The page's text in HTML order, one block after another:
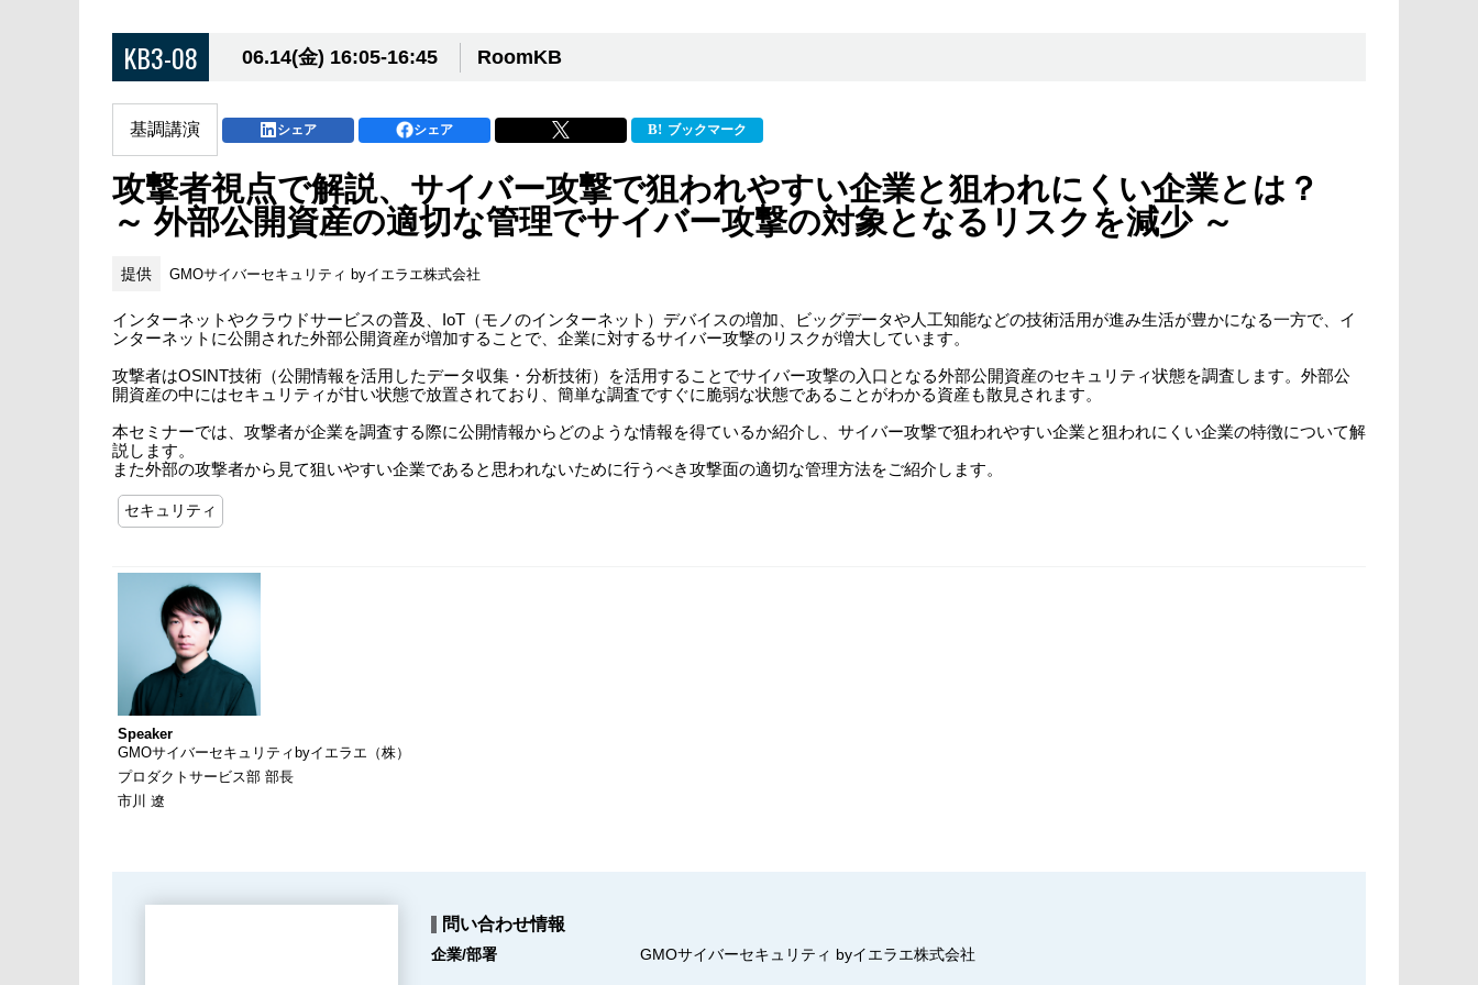
KB3-08 06.14(金) 16:05-16:45 RoomKB
基調講演 シェア シェア ブックマーク
攻撃者視点で解説、サイバー攻撃で狙われやすい企業と狙われにくい企業とは？
～ 外部公開資産の適切な管理でサイバー攻撃の対象となるリスクを減少 ～
提供 GMOサイバーセキュリティ byイエラエ株式会社
インターネットやクラウドサービスの普及、IoT（モノのインターネット）デバイスの増加、ビッグデータや人工知能などの技術活用が進み生活が豊かになる一方で、イ
ンターネットに公開された外部公開資産が増加することで、企業に対するサイバー攻撃のリスクが増大しています。
攻撃者はOSINT技術（公開情報を活用したデータ収集・分析技術）を活用することでサイバー攻撃の入口となる外部公開資産のセキュリティ状態を調査します。外部公
開資産の中にはセキュリティが甘い状態で放置されており、簡単な調査ですぐに脆弱な状態であることがわかる資産も散見されます。
本セミナーでは、攻撃者が企業を調査する際に公開情報からどのような情報を得ているか紹介し、サイバー攻撃で狙われやすい企業と狙われにくい企業の特徴について解
説します。
また外部の攻撃者から見て狙いやすい企業であると思われないために行うべき攻撃面の適切な管理方法をご紹介します。
セキュリティ
Speaker
GMOサイバーセキュリティbyイエラエ（株）
プロダクトサービス部 部長
市川 遼
問い合わせ情報
企業/部署 GMOサイバーセキュリティ byイエラエ株式会社